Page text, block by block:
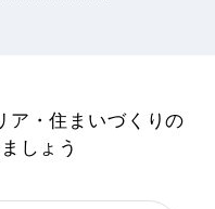
ア・住まいづくりの
しょう